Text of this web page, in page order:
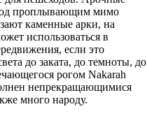
проплывающим мимо
каменные арки, на
использоваться в
если это
до заката, до темноты, до
рогом Nakarah
непрекращающимися
много народу.